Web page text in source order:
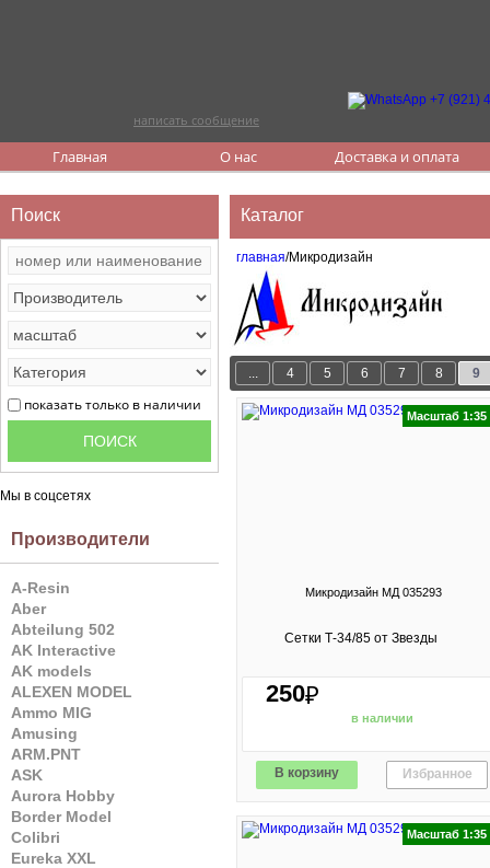
написать сообщение
Главная О нас Доставка и оплата
Поиск
показать только в наличии
Мы в соцсетях
Производители
A-Resin
Aber
Abteilung 502
AK Interactive
AK models
ALEXEN MODEL
Ammo MIG
Amusing
ARM.PNT
ASK
Aurora Hobby
Border Model
Colibri
Eureka XXL
Каталог
главная/Микродизайн
... 4 5 6 7 8 9
Масштаб 1:35
Микродизайн МД 035293
Сетки Т-34/85 от Звезды
250₽
в наличии
В корзину Избранное
Масштаб 1:35